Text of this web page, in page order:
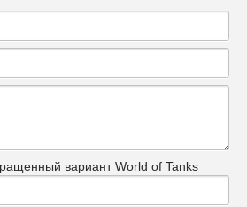
вариант World of Tanks